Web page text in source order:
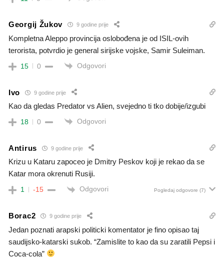
Georgij Žukov 9 godine prije
Kompletna Aleppo provincija oslobođena je od ISIL-ovih
terorista, potvrdio je general sirijske vojske, Samir Suleiman.
15 0 Odgovori
Ivo 9 godine prije
Kao da gledas Predator vs Alien, svejedno ti tko dobije/izgubi
18 0 Odgovori
Antirus 9 godine prije
Krizu u Kataru zapoceo je Dmitry Peskov koji je rekao da se
Katar mora okrenuti Rusiji.
1 -15 Odgovori Pogledaj odgovore (7)
Borac2 9 godine prije
Jedan poznati arapski politicki komentator je fino opisao taj
saudijsko-katarski sukob. “Zamislite to kao da su zaratili Pepsi i
Coca-cola”